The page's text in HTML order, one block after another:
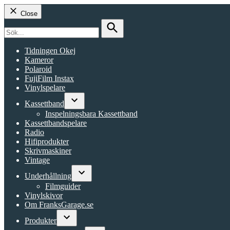
Close
for:
Search
Tidningen Okej
Kameror
Polaroid
FujiFilm Instax
Vinylspelare
Kassettband
Open
dropdown
menu
Inspelningsbara Kassettband
Kassettbandspelare
Radio
Hifiprodukter
Skrivmaskiner
Vintage
Underhållning
Open
Filmguider
Vinylskivor
Om FranksGarage.se
Produkter
Open